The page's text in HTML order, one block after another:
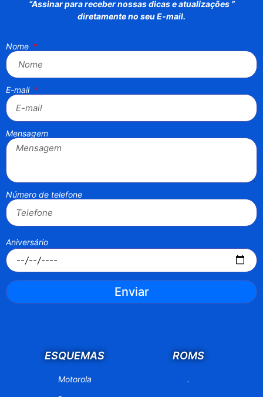
“Assinar para receber nossas dicas e atualizações ”
diretamente no seu E-mail.
Nome
E-mail
Mensagem
Número de telefone
Aniversário
Enviar
ESQUEMAS
Motorola
ROMS
.